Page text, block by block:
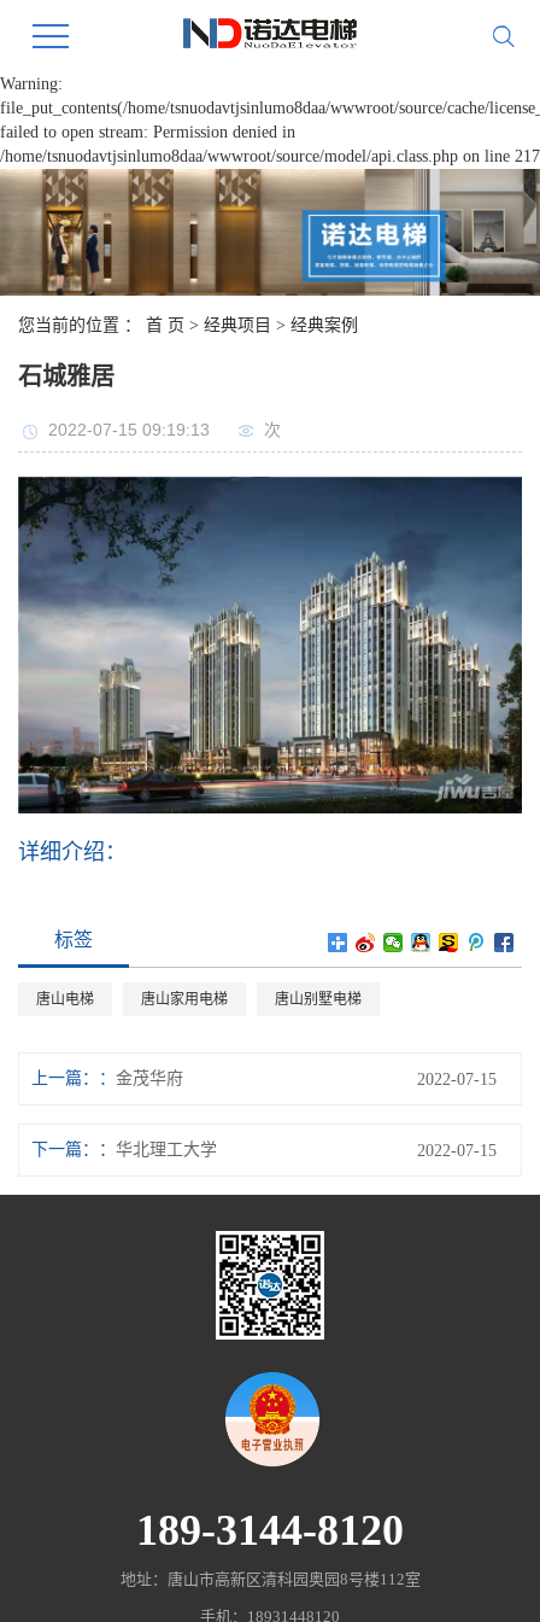
Warning:
file_put_contents(/home/tsnuodavtjsinlumo8daa/wwwroot/source/cache/
failed to open stream: Permission denied in
/home/tsnuodavtjsinlumo8daa/wwwroot/source/model/api.class.php on line 217
您当前的位置 ： 首 页 > 经典项目 > 经典案例
石城雅居
2022-07-15 09:19:13 次
详细介绍：
标签
唐山电梯 唐山家用电梯 唐山别墅电梯
上一篇： 金茂华府 2022-07-15
下一篇： 华北理工大学 2022-07-15
189-3144-8120
地址：唐山市高新区清科园奥园8号楼112室
手机：18931448120